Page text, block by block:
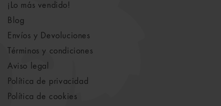
¡Lo más vendido!
Blog
Envíos y Devoluciones
Términos y condiciones
Aviso legal
Política de privacidad
Política de cookies